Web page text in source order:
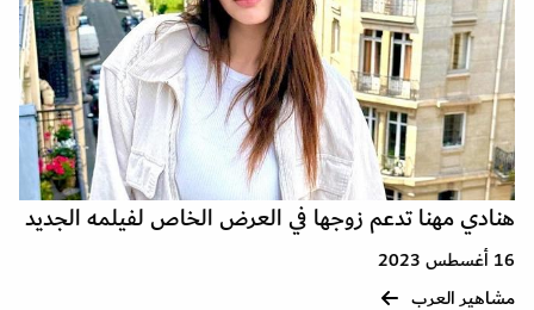
هنادي مهنا تدعم زوجها في العرض الخاص لفيلمه الجديد
16 أغسطس 2023
مشاهير العرب